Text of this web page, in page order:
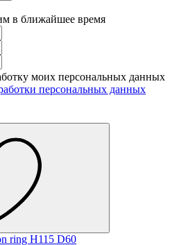
в ближайшее время
моих персональных данных
персональных данных